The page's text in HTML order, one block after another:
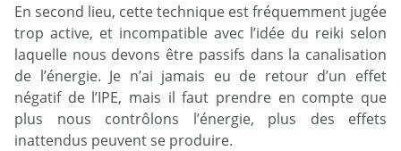
En second lieu, cette technique est fréquemment jugée
trop active, et incompatible avec l’idée du reiki selon
laquelle nous devons être passifs dans la canalisation
de l’énergie. Je n’ai jamais eu de retour d’un effet
négatif de l’IPE, mais il faut prendre en compte que
plus nous contrôlons l’énergie, plus des effets
inattendus peuvent se produire.